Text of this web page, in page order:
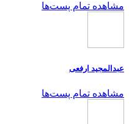
مشاهده تمام پست‌ها
عبدالمجید ارفعی
مشاهده تمام پست‌ها